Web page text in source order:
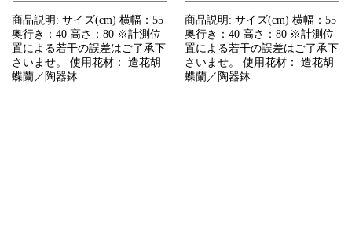
商品説明: サイズ(cm) 横幅：55
奥行き：40 高さ：80 ※計測位
置による若干の誤差はご了承下
さいませ。 使用花材： 造花胡
蝶蘭／陶器鉢
商品説明: サイズ(cm) 横幅：55
奥行き：40 高さ：80 ※計測位
置による若干の誤差はご了承下
さいませ。 使用花材： 造花胡
蝶蘭／陶器鉢